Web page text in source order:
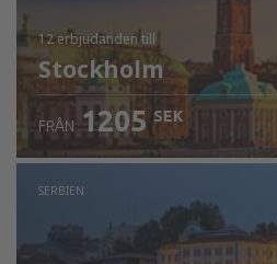
12 erbjudandentill
Stockholm
FRÅN 1205 SEK
SERBIEN